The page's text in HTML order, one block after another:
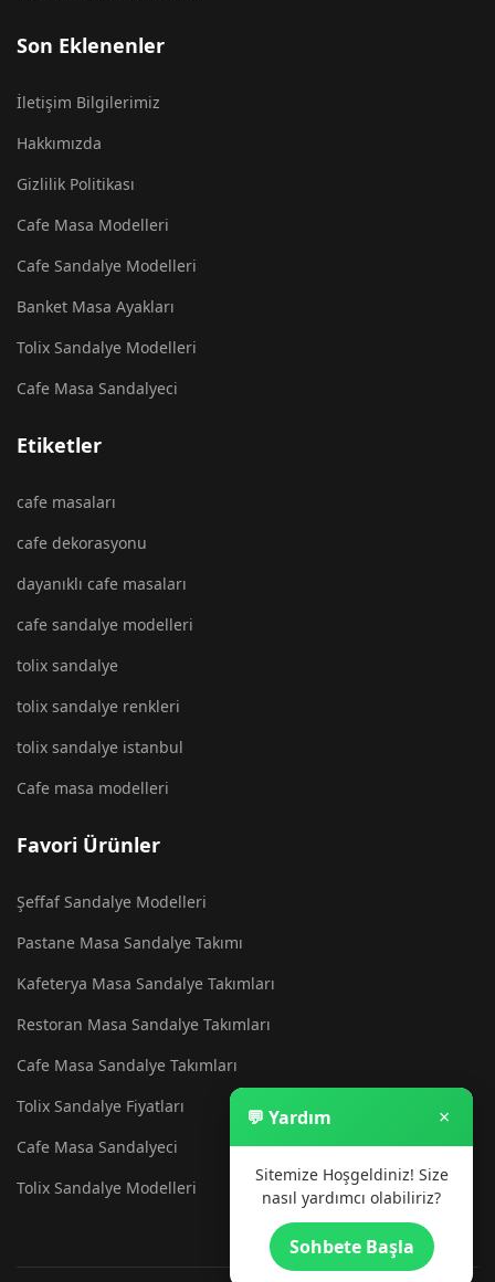
Son Eklenenler
İletişim Bilgilerimiz
Hakkımızda
Gizlilik Politikası
Cafe Masa Modelleri
Cafe Sandalye Modelleri
Banket Masa Ayakları
Tolix Sandalye Modelleri
Cafe Masa Sandalyeci
Etiketler
cafe masaları
cafe dekorasyonu
dayanıklı cafe masaları
cafe sandalye modelleri
tolix sandalye
tolix sandalye renkleri
tolix sandalye istanbul
Cafe masa modelleri
Favori Ürünler
Şeffaf Sandalye Modelleri
Pastane Masa Sandalye Takımı
Kafeterya Masa Sandalye Takımları
Restoran Masa Sandalye Takımları
Cafe Masa Sandalye Takımları
Tolix Sandalye Fiyatları
Cafe Masa Sandalyeci
Tolix Sandalye Modelleri
💬 Yardım ×
Sitemize Hoşgeldiniz! Size
nasıl yardımcı olabiliriz?
Sohbete Başla